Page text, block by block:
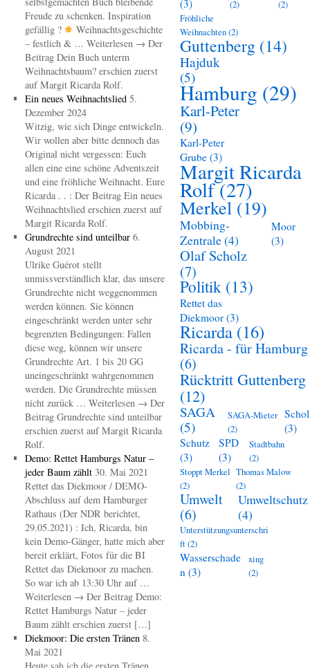
Freude zu schenken. Inspiration
gefällig ?
Weihnachtsgeschichte
– festlich & … Weiterlesen → Der
Beitrag Dein Buch unterm
Weihnachtsbaum? erschien zuerst
auf Margit Ricarda Rolf.
Ein neues Weihnachtslied 5.
Dezember 2024
Witzig, wie sich Dinge entwickeln.
Wir wollen aber bitte dennoch das
Original nicht vergessen: Euch
allen eine eine schöne Adventszeit
und eine fröhliche Weihnacht. Eure
Ricarda . . : Der Beitrag Ein neues
Weihnachtslied erschien zuerst auf
Margit Ricarda Rolf.
Grundrechte sind unteilbar 6.
August 2021
Ulrike Guérot stellt
unmissverständlich klar, das unsere
Grundrechte nicht weggenommen
werden können. Sie können
eingeschränkt werden unter sehr
begrenzten Bedingungen: Fallen
diese weg, können wir unsere
Grundrechte Art. 1 bis 20 GG
uneingeschränkt wahrgenommen
werden. Die Grundrechte müssen
nicht zurück … Weiterlesen → Der
Beitrag Grundrechte sind unteilbar
erschien zuerst auf Margit Ricarda
Rolf.
Demo: Rettet Hamburgs Natur –
jeder Baum zählt 30. Mai 2021
Rettet das Diekmoor / DEMO-
Abschluss auf dem Hamburger
Rathaus (Der NDR berichtet,
29.05.2021) : Ich, Ricarda, bin
kein Demo-Gänger, hatte mich aber
bereit erklärt, Fotos für die BI
Rettet das Diekmoor zu machen.
So war ich ab 13:30 Uhr auf …
Weiterlesen → Der Beitrag Demo:
Rettet Hamburgs Natur – jeder
Baum zählt erschien zuerst […]
Diekmoor: Die ersten Tränen 8.
Mai 2021
(3) (2)
(2)
Fröhliche
Weihnachten(2)
Guttenberg (14)
Hajduk
(5)
Hamburg (29)
Karl-Peter
(9)
Karl-Peter
Grube (3)
Margit Ricarda
Rolf(27)
Merkel (19)
Mobbing-
Zentrale(4)
Moor
(3)
Olaf Scholz
(7)
Politik (13)
Rettet das
Diekmoor (3)
Ricarda (16)
Ricarda - für Hamburg
(6)
Rücktritt Guttenberg
(12)
SAGA
(5)
SAGA-Mieter
(2)
(3)
Schutz
(3)
SPD
(3)
Stadtbahn
(2)
Stoppt Merkel
(2)
Thomas Malow
(2)
Umwelt
(6)
Umweltschutz
(4)
Unterstützungsunterschri
ft(2)
Wasserschade
n (3)
xing
(2)